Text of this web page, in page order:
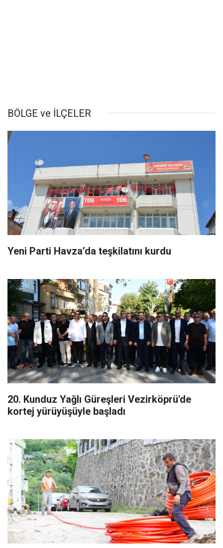
BÖLGE ve İLÇELER
Yeni Parti Havza’da teşkilatını kurdu
20. Kunduz Yağlı Güreşleri Vezirköprü'de
kortej yürüyüşüyle başladı